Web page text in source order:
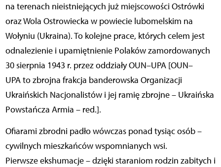
na terenach nieistniejących już miejscowości Ostrówki
oraz Wola Ostrowiecka w powiecie lubomelskim na
Wołyniu (Ukraina). To kolejne prace, których celem jest
odnalezienie i upamiętnienie Polaków zamordowanych
30 sierpnia 1943 r. przez oddziały OUN–UPA [OUN–
UPA to zbrojna frakcja banderowska Organizacji
Ukraińskich Nacjonalistów i jej ramię zbrojne – Ukraińska
Powstańcza Armia – red.].
Ofiarami zbrodni padło wówczas ponad tysiąc osób –
cywilnych mieszkańców wspomnianych wsi.
Pierwsze ekshumacje – dzięki staraniom rodzin zabitych i